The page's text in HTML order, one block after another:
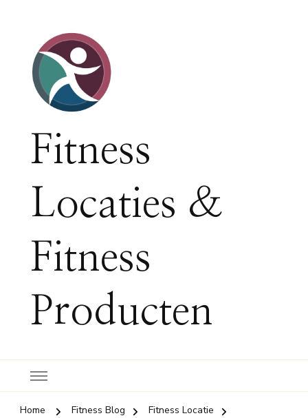
Fitness
Locaties &
Fitness
Producten
Home Fitness Blog
Fitness Locatie